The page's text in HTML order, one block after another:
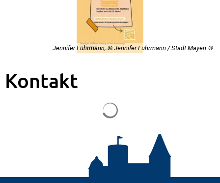
Jennifer Fuhrmann, © Jennifer Fuhrmann / Stadt Mayen
Kontakt